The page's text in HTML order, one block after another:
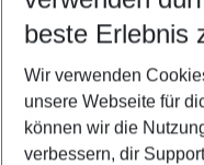
2 Erwachsene
Mehr
beste Erlebnis
Wir verwenden
unsere Webseite für
können wir die
verbessern, dir